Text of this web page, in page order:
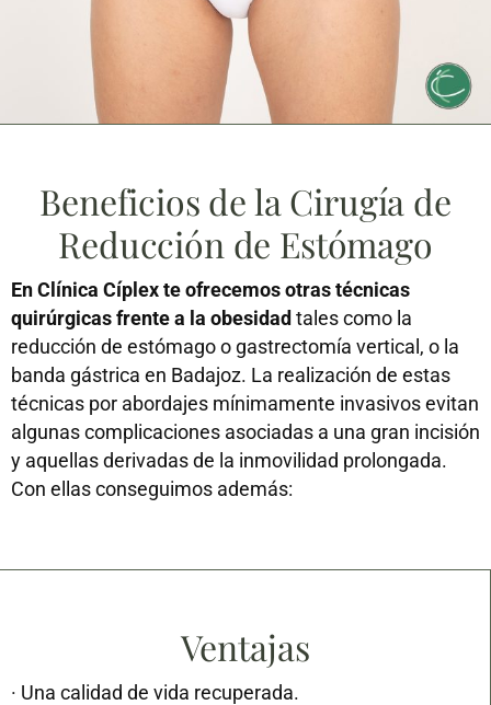
Beneficios de la Cirugía de
Reducción de Estómago
En Clínica Cíplex te ofrecemos otras técnicas
quirúrgicas frente a la obesidad tales como la
reducción de estómago o gastrectomía vertical, o la
banda gástrica en Badajoz. La realización de estas
técnicas por abordajes mínimamente invasivos evitan
algunas complicaciones asociadas a una gran incisión
y aquellas derivadas de la inmovilidad prolongada.
Con ellas conseguimos además:
Ventajas
· Una calidad de vida recuperada.